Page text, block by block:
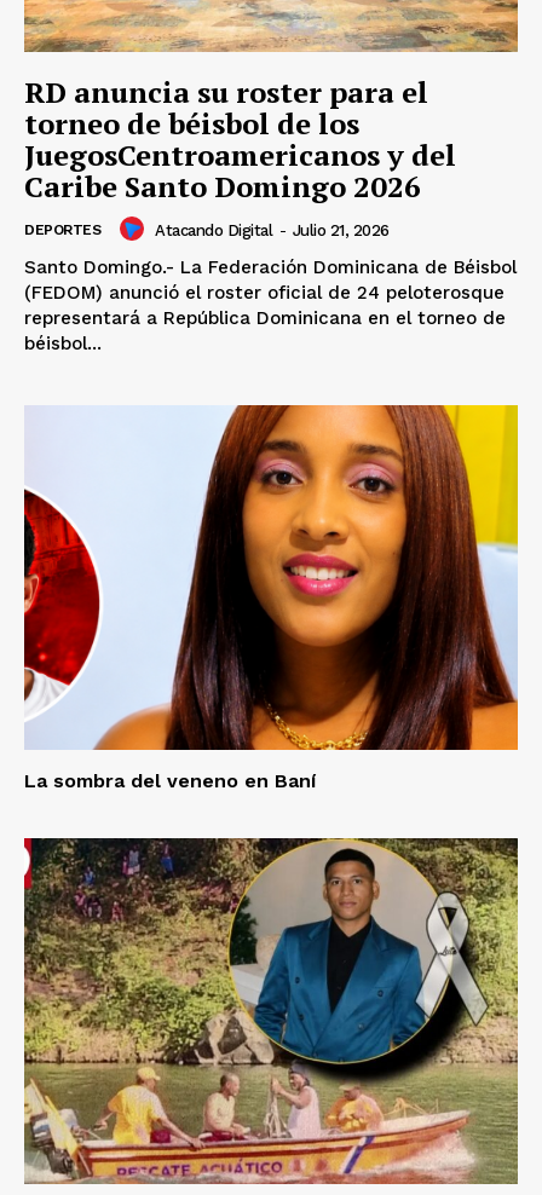
SUBSCRIBE NOW
Company
Acerca
Contactos
Servicio Publicitario
RD anuncia su roster para el
torneo de béisbol de los
JuegosCentroamericanos y del
Caribe Santo Domingo 2026
DEPORTES Atacando Digital - Julio 21, 2026
Santo Domingo.- La Federación Dominicana de Béisbol
(FEDOM) anunció el roster oficial de 24 peloterosque
representará a República Dominicana en el torneo de
béisbol...
La sombra del veneno en Baní